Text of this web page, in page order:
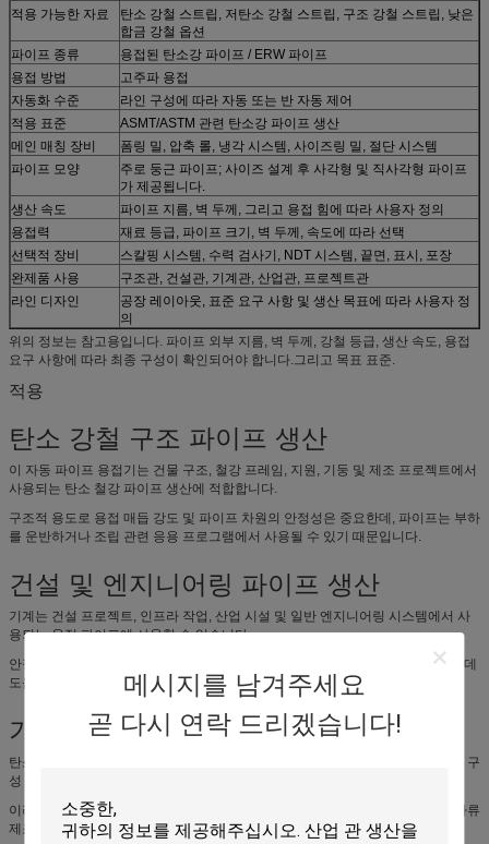
메시지를 남겨주세요
곧 다시 연락 드리겠습니다!
적용 가능한 자료
탄소 강철 스트립, 저탄소 강철 스트립, 구조 강철 스트립, 낮은
합금 강철 옵션
파이프 종류
용접된 탄소강 파이프 / ERW 파이프
용접 방법
고주파 용접
자동화 수준
라인 구성에 따라 자동 또는 반 자동 제어
적용 표준
ASMT/ASTM 관련 탄소강 파이프 생산
메인 매칭 장비
폼링 밀, 압축 롤, 냉각 시스템, 사이즈링 밀, 절단 시스템
파이프 모양
주로 둥근 파이프; 사이즈 설계 후 사각형 및 직사각형 파이프
가 제공됩니다.
생산 속도
파이프 지름, 벽 두께, 그리고 용접 힘에 따라 사용자 정의
용접력
재료 등급, 파이프 크기, 벽 두께, 속도에 따라 선택
선택적 장비
스칼핑 시스템, 수력 검사기, NDT 시스템, 끝면, 표시, 포장
완제품 사용
구조관, 건설관, 기계관, 산업관, 프로젝트관
라인 디자인
공장 레이아웃, 표준 요구 사항 및 생산 목표에 따라 사용자 정
의
위의 정보는 참고용입니다. 파이프 외부 지름, 벽 두께, 강철 등급, 생산 속도, 용접
요구 사항에 따라 최종 구성이 확인되어야 합니다.그리고 목표 표준.
적용
탄소 강철 구조 파이프 생산
이 자동 파이프 용접기는 건물 구조, 철강 프레임, 지원, 기둥 및 제조 프로젝트에서
사용되는 탄소 철강 파이프 생산에 적합합니다.
구조적 용도로 용접 매듭 강도 및 파이프 차원의 안정성은 중요한데, 파이프는 부하
를 운반하거나 조립 관련 응용 프로그램에서 사용될 수 있기 때문입니다.
건설 및 엔지니어링 파이프 생산
기계는 건설 프로젝트, 인프라 작업, 산업 시설 및 일반 엔지니어링 시스템에서 사
용되는 용접 파이프에 사용할 수 있습니다.
안정적 인 고 주파수 용접은 제조업체가 결함을 줄이고 팩 일관성을 향상시키는 데
도움이됩니다.
기계 및 장비 파이프 생산
탄소 강철 용접 파이프는 기계 프레임, 장비 지원, 컨베이어 구조, 플랫폼 및 산업 구
성 요소에 널리 사용됩니다.
이러한 응용 프로그램에서 파이프 직렬성, 용접 일관성 및 절단 길이 정확성은 하류
제조 효율성을 향상시키는 데 도움이됩니다.